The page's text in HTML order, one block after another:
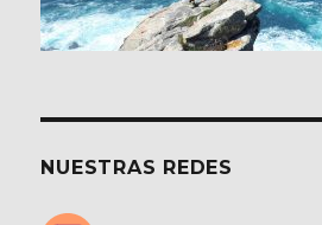
NUESTRAS REDES